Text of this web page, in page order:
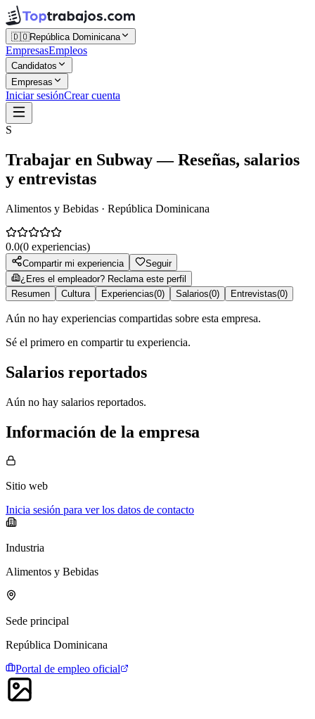
🇩🇴República Dominicana
EmpresasEmpleos
Candidatos
Empresas
Iniciar sesiónCrear cuenta
S
Trabajar en Subway— Reseñas, salarios
y entrevistas
Alimentos y Bebidas · República Dominicana
0.0(0 experiencias)
Compartir mi experiencia
Seguir
¿Eres el empleador? Reclama este perfil
Resumen
Cultura Experiencias(0) Salarios(0) Entrevistas(0)
Aún no hay experiencias compartidas sobre esta empresa.
Sé el primero en compartir tu experiencia.
Salarios reportados
Aún no hay salarios reportados.
Información de la empresa
Sitio web
Inicia sesión para ver los datos de contacto
Industria
Alimentos y Bebidas
Sede principal
República Dominicana
Portal de empleo oficial